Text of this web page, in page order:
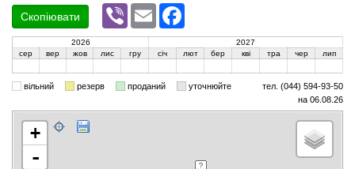
Скопіювати
Viber Email
2026
2027
сер
вер жов лис гру січ лют бер кві тра чер лип
вільний резерв проданий уточнюйте
тел. (044) 594-93-50
на 06.08.26
+
-